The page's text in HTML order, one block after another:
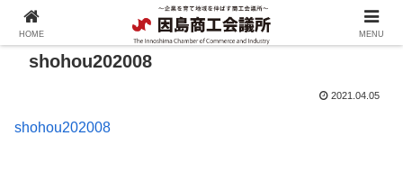
shohou202008
2021.04.05
shohou202008
HOME MENU